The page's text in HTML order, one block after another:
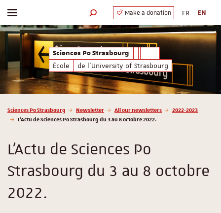
Sciences Po Strasbourg
École
de l'University of Strasbourg
Toggle menu Search engine
Make a donation FR EN
Vous êtes ici :
Sciences Po Strasbourg Newsletter All our newsletters
2022-2023
L'Actu de Sciences Po Strasbourg du 3 au 8 octobre 2022.
L'Actu de Sciences Po
Strasbourg du 3 au 8 octobre
2022.